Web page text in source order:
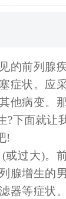
前列腺疾
症状。应
他病变。
?下面就让
!
过大)。前
腺增生的
器等症状